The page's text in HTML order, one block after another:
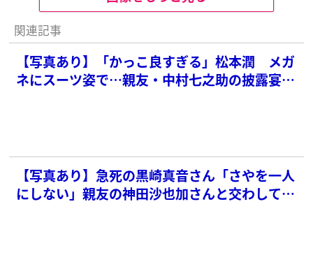
関連記事
【写真あり】「かっこ良すぎる」松本潤 メガ
ネにスーツ姿で…親友・中村七之助の披露宴で
【写真あり】急死の黒崎真音さん「さやを一人
にしない」親友の神田沙也加さんと交わしてい